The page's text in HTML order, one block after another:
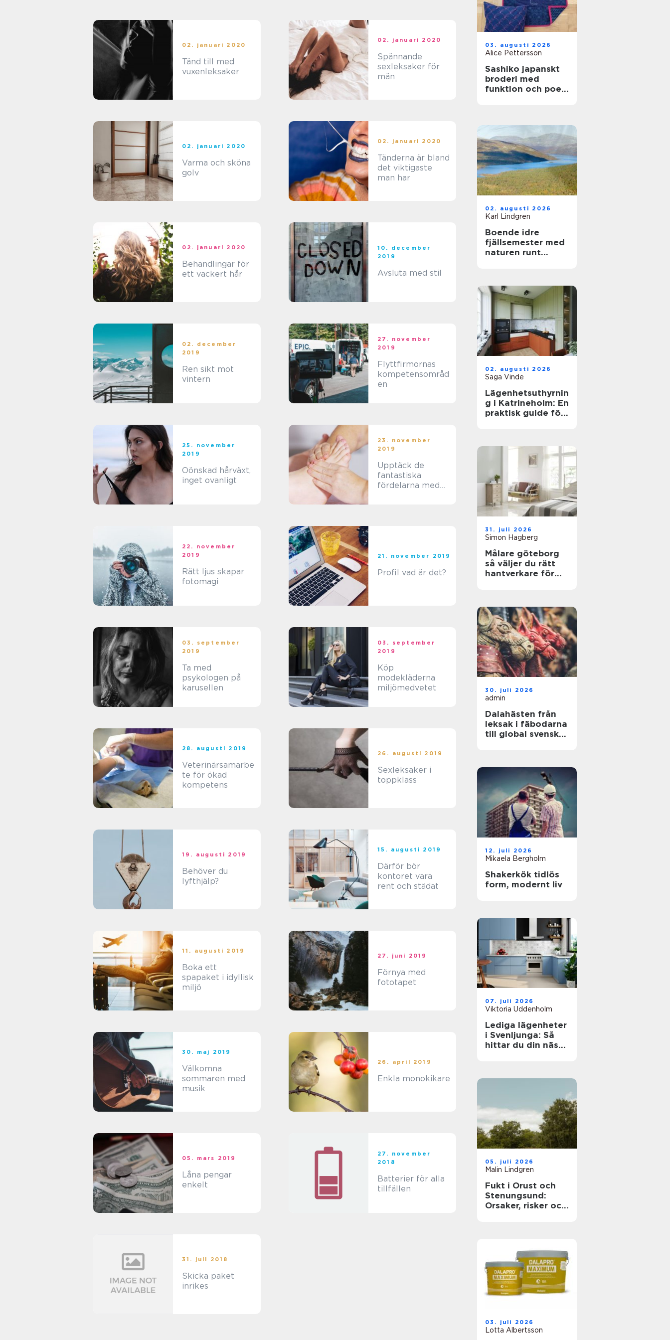
02. januari 2020
Tänd till med
vuxenleksaker
02. januari 2020
Spännande
sexleksaker för
män
02. januari 2020
Varma och sköna
golv
02. januari 2020
Tänderna är bland
det viktigaste
man har
02. januari 2020
Behandlingar för
ett vackert hår
10. december
2019
Avsluta med stil
02. december
2019
Ren sikt mot
vintern
27. november
2019
Flyttfirmornas
kompetensområd
en
25. november
2019
Oönskad hårväxt,
inget ovanligt
23. november
2019
Upptäck de
fantastiska
fördelarna med
22. november
2019
Rätt ljus skapar
fotomagi
21. november 2019
Profil vad är det?
03. september
2019
Ta med
psykologen på
karusellen
03. september
2019
Köp
modekläderna
miljömedvetet
28. augusti 2019
Veterinärsamarbe
te för ökad
kompetens
26. augusti 2019
Sexleksaker i
toppklass
19. augusti 2019
Behöver du
lyfthjälp?
15. augusti 2019
Därför bör
kontoret vara
rent och städat
11. augusti 2019
Boka ett
spapaket i idyllisk
miljö
27. juni 2019
Förnya med
fototapet
30. maj 2019
Välkomna
sommaren med
musik
26. april 2019
Enkla monokikare
05. mars 2019
Låna pengar
enkelt
27. november
2018
Batterier för alla
tillfällen
31. juli 2018
Skicka paket
inrikes
03. augusti 2026
Alice Pettersson
Sashiko japanskt
broderi med
funktion och poesi
02. augusti 2026
Karl Lindgren
Boende idre
fjällsemester med
naturen runt
02. augusti 2026
Saga Vinde
Lägenhetsuthyrnin
g i Katrineholm: En
praktisk guide för
31. juli 2026
Simon Hagberg
Målare göteborg
så väljer du rätt
hantverkare för
30. juli 2026
admin
Dalahästen från
leksak i fäbodarna
till global svensk
12. juli 2026
Mikaela Bergholm
Shakerkök tidlös
form, modernt liv
07. juli 2026
Viktoria Uddenholm
Lediga lägenheter
i Svenljunga: Så
hittar du din nästa
05. juli 2026
Malin Lindgren
Fukt i Orust och
Stenungsund:
Orsaker, risker och
03. juli 2026
Lotta Albertsson